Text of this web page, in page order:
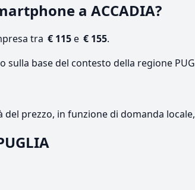
a ACCADIA?
tra € 115e € 155.
base del contesto della regione
prezzo, in funzione di domanda